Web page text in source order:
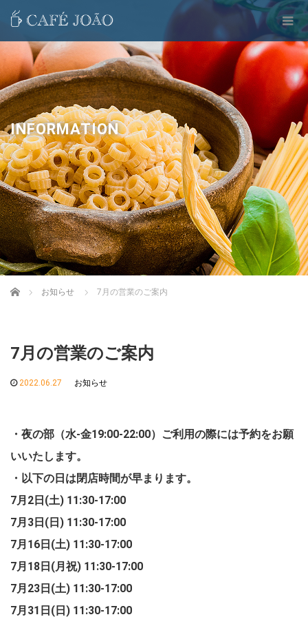
INFORMATION
Home お知らせ 7月の営業のご案内
7月の営業のご案内
2022.06.27 お知らせ
・夜の部（水-金19:00-22:00）ご利用の際には予約をお願
いいたします。
・以下の日は閉店時間が早まります。
7月2日(土) 11:30-17:00
7月3日(日) 11:30-17:00
7月16日(土) 11:30-17:00
7月18日(月祝) 11:30-17:00
7月23日(土) 11:30-17:00
7月31日(日) 11:30-17:00